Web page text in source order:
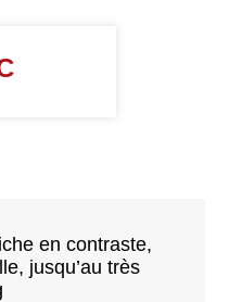
en contraste,
jusqu’au très